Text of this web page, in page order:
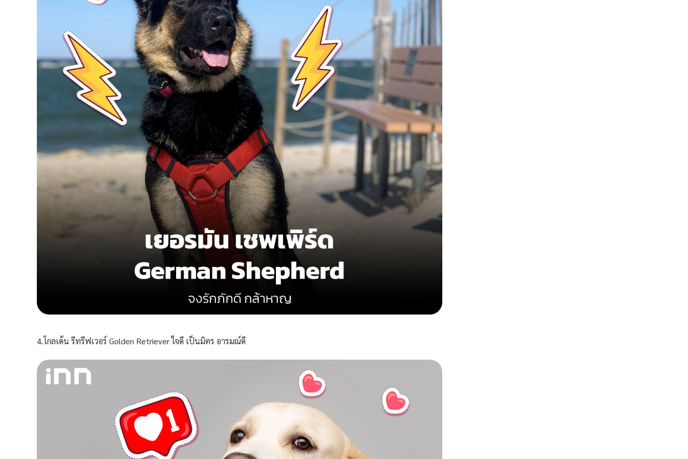
4.โกลเด้น รีทรีฟเวอร์ Golden Retriever ใจดี เป็นมิตร อารมณ์ดี